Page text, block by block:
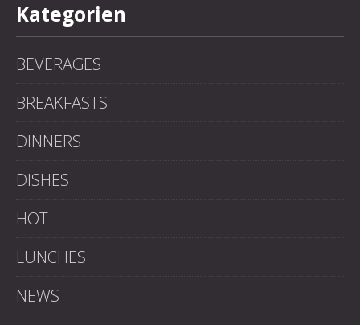
Kategorien
BEVERAGES
BREAKFASTS
DINNERS
DISHES
HOT
LUNCHES
NEWS